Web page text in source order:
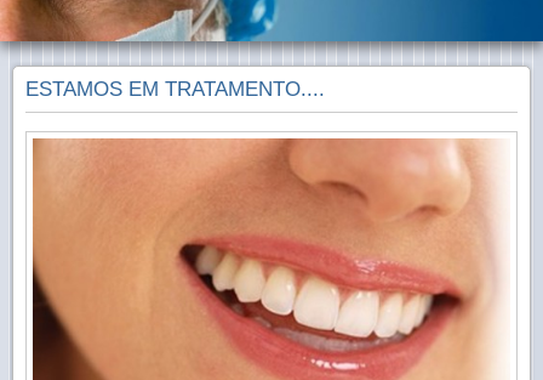
ESTAMOS EM TRATAMENTO....